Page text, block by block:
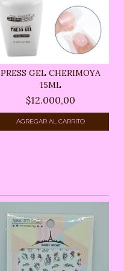
PRESS GEL CHERIMOYA
15ML
$12.000,00